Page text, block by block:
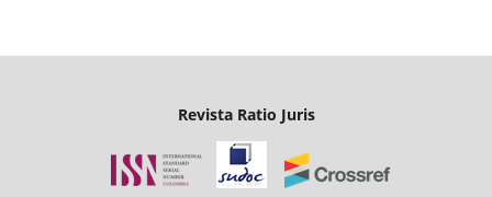
Revista Ratio Juris